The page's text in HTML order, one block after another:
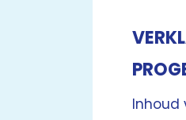
Inhoud